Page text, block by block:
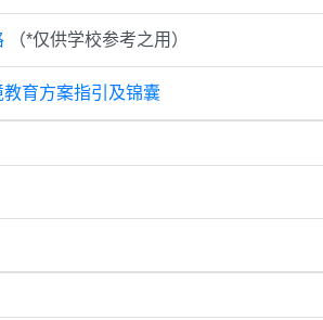
（*仅供学校参考之用）
育方案指引及锦囊